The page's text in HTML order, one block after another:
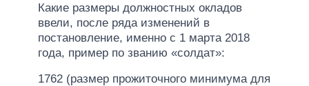
Какие размеры должностных окладов
ввели, после ряда изменений в
постановление, именно с 1 марта 2018
года, пример по званию «солдат»:
1762 (размер прожиточного минимума для